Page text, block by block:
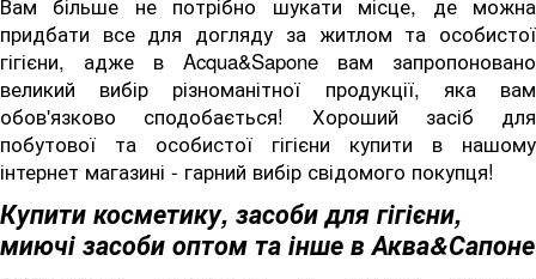
Вам більше не потрібно шукати місце, де можна
придбати все для догляду за житлом та особистої
гігієни, адже в Acqua&Sapone вам запропоновано
великий вибір різноманітної продукції, яка вам
обов'язково сподобається! Хороший засіб для
побутової та особистої гігієни купити в нашому
інтернет магазині - гарний вибір свідомого покупця!
Купити косметику, засоби для гігієни,
миючі засоби оптом та інше в Аква&Сапоне